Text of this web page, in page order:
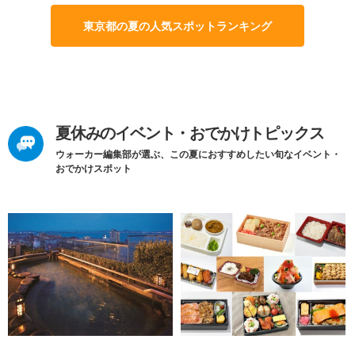
東京都の夏の人気スポットランキング
夏休みのイベント・おでかけトピックス
ウォーカー編集部が選ぶ、この夏におすすめしたい旬なイベント・
おでかけスポット